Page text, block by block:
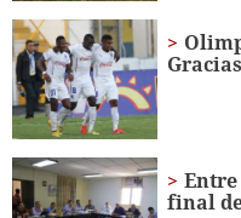
final